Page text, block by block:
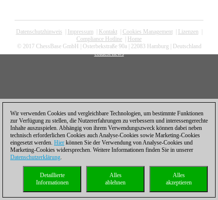
Datenschutzhinweis Impressum| Kontakt| Cookies Management| Lizenzen
Compliance Hotline
Home
© 2017 ChessBase GmbH | Osterbekstraße 90a | 22083 Hamburg | Deutschland
coldest news
Wir verwenden Cookies und vergleichbare Technologien, um bestimmte Funktionen
zur Verfügung zu stellen, die Nutzererfahrungen zu verbessern und interessengerechte
Inhalte auszuspielen. Abhängig von ihrem Verwendungszweck können dabei neben
technisch erforderlichen Cookies auch Analyse-Cookies sowie Marketing-Cookies
eingesetzt werden. Hier können Sie der Verwendung von Analyse-Cookies und
Marketing-Cookies widersprechen. Weitere Informationen finden Sie in unserer
Datenschutzerklärung.
Alles
akzeptieren
Alles
ablehnen
Detaillierte
Informationen